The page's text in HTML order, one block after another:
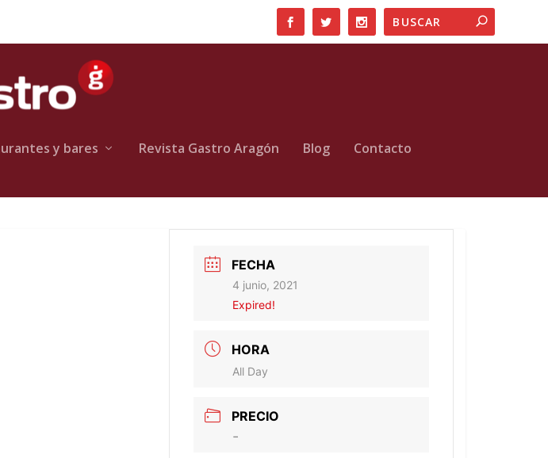
y bares Revista Gastro Aragón Blog Contacto
FECHA
4 junio, 2021
Expired!
HORA
All Day
PRECIO
-